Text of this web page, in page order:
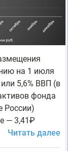
на 1 июля
5,6% ВВП (в
фонда
России)
— 3,41₽
Читать далее